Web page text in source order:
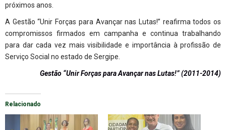
próximos anos.
A Gestão “Unir Forças para Avançar nas Lutas!” reafirma todos os
compromissos firmados em campanha e continua trabalhando
para dar cada vez mais visibilidade e importância à profissão de
Serviço Social no estado de Sergipe.
Gestão “Unir Forças para Avançar nas Lutas!” (2011-2014)
Relacionado